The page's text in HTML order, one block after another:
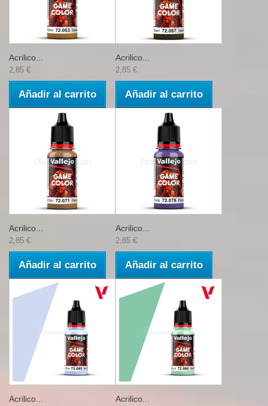
Acrilico...
2,85 €
Añadir al carrito
Acrilico...
2,85 €
Añadir al carrito
Acrilico...
2,85 €
Añadir al carrito
Acrilico...
2,85 €
Añadir al carrito
Acrilico... Acrilico...